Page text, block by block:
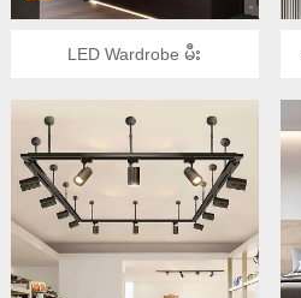
LED Wardrobe မီး